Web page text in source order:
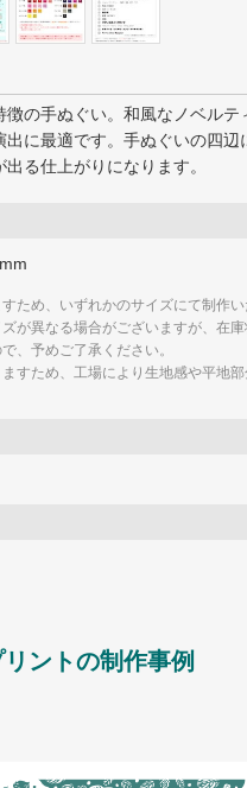
の手ぬぐい。和風なノベルテ
に最適です。手ぬぐいの四辺
る仕上がりになります。
ため、いずれかのサイズにて制作い
が異なる場合がございますが、在
、予めご了承ください。
すため、工場により生地感や平地
ントの制作事例